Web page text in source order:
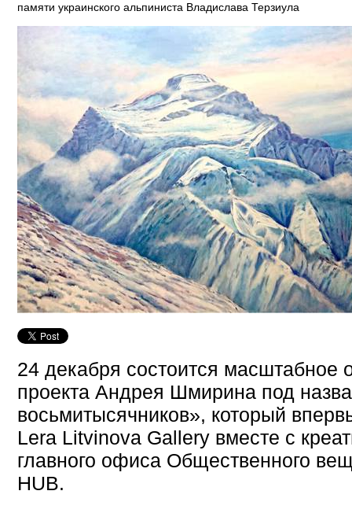
памяти украинского альпиниста Владислава Терзиула
24 декабря состоится масштабное
проекта Андрея Шмирина под
восьмитысячников», который
Lera Litvinova Gallery вместе с
главного офиса Общественного
HUB.